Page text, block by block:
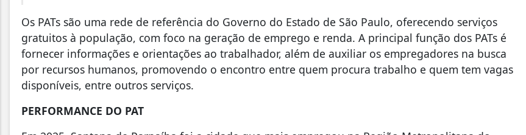
Os PATs são uma rede de referência do Governo do Estado de São Paulo, oferecendo serviços
gratuitos à população, com foco na geração de emprego e renda. A principal função dos PATs é
fornecer informações e orientações ao trabalhador, além de auxiliar os empregadores na busca
por recursos humanos, promovendo o encontro entre quem procura trabalho e quem tem vagas
disponíveis, entre outros serviços.
PERFORMANCE DO PAT